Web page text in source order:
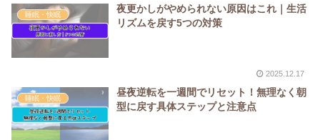
睡眠・快眠
夜更かしがやめられない原因はこれ｜生活
リズムを戻す5つの対策
2025.12.17
睡眠・快眠
昼夜逆転を一週間でリセット！無理なく朝
型に戻す具体ステップと注意点